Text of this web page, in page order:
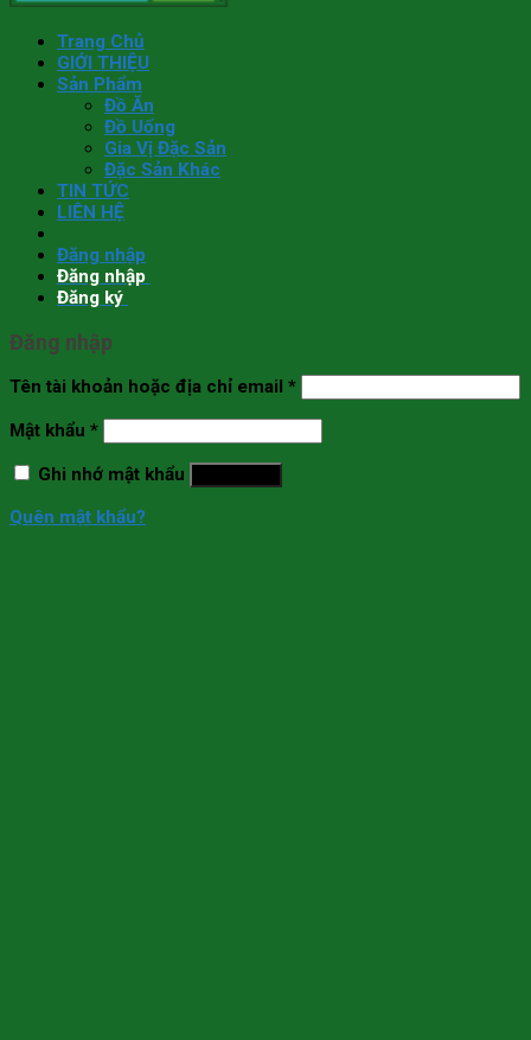
Trang Chủ
GIỚI THIỆU
Sản Phẩm
Đồ Ăn
Đồ Uống
Gia Vị Đặc Sản
Đặc Sản Khác
TIN TỨC
LIÊN HỆ
Đăng nhập
Đăng nhập
Đăng ký
Đăng nhập
Tên tài khoản hoặc địa chỉ email *
Mật khẩu *
Ghi nhớ mật khẩu
Quên mật khẩu?